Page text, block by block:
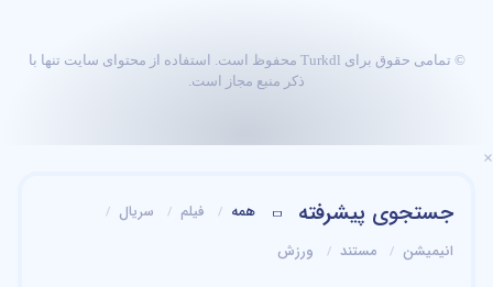
© تمامی حقوق برای Turkdl محفوظ است. استفاده از محتوای سایت تنها با
ذکر منبع مجاز است.
×
جستجوی پیشرفته همه فیلم
سریال
انیمیشن
مستند ورزش